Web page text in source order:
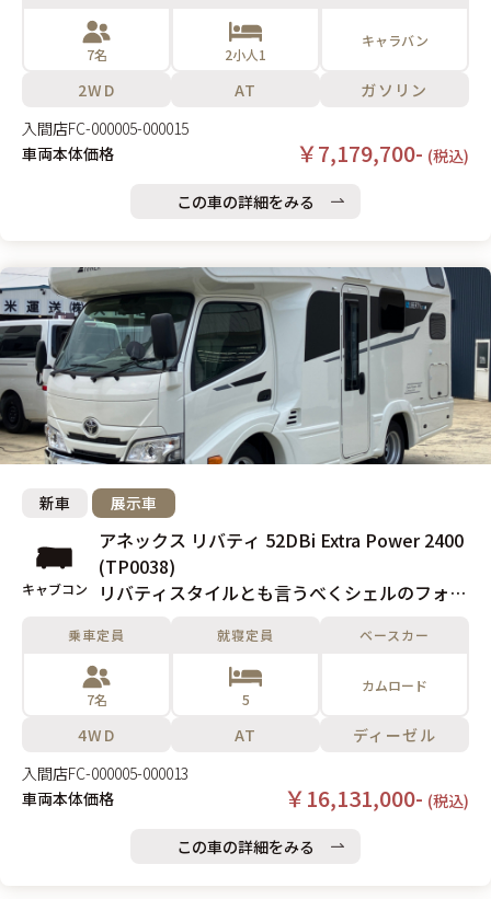
7名 2小人1
キャラバン
2WD AT
ガソリン
入間店FC-000005-000015
車両本体価格
￥7,179,700- (税込)
この車の詳細をみる
新車 展示車
キャブコン
アネックス リバティ 52DBi Extra Power 2400
(TP0038)
リバティスタイルとも言うべくシェルのフォル
乗車定員
7名
就寝定員
5
ベースカー
カムロード
4WD AT
ディーゼル
入間店FC-000005-000013
車両本体価格
￥16,131,000- (税込)
この車の詳細をみる